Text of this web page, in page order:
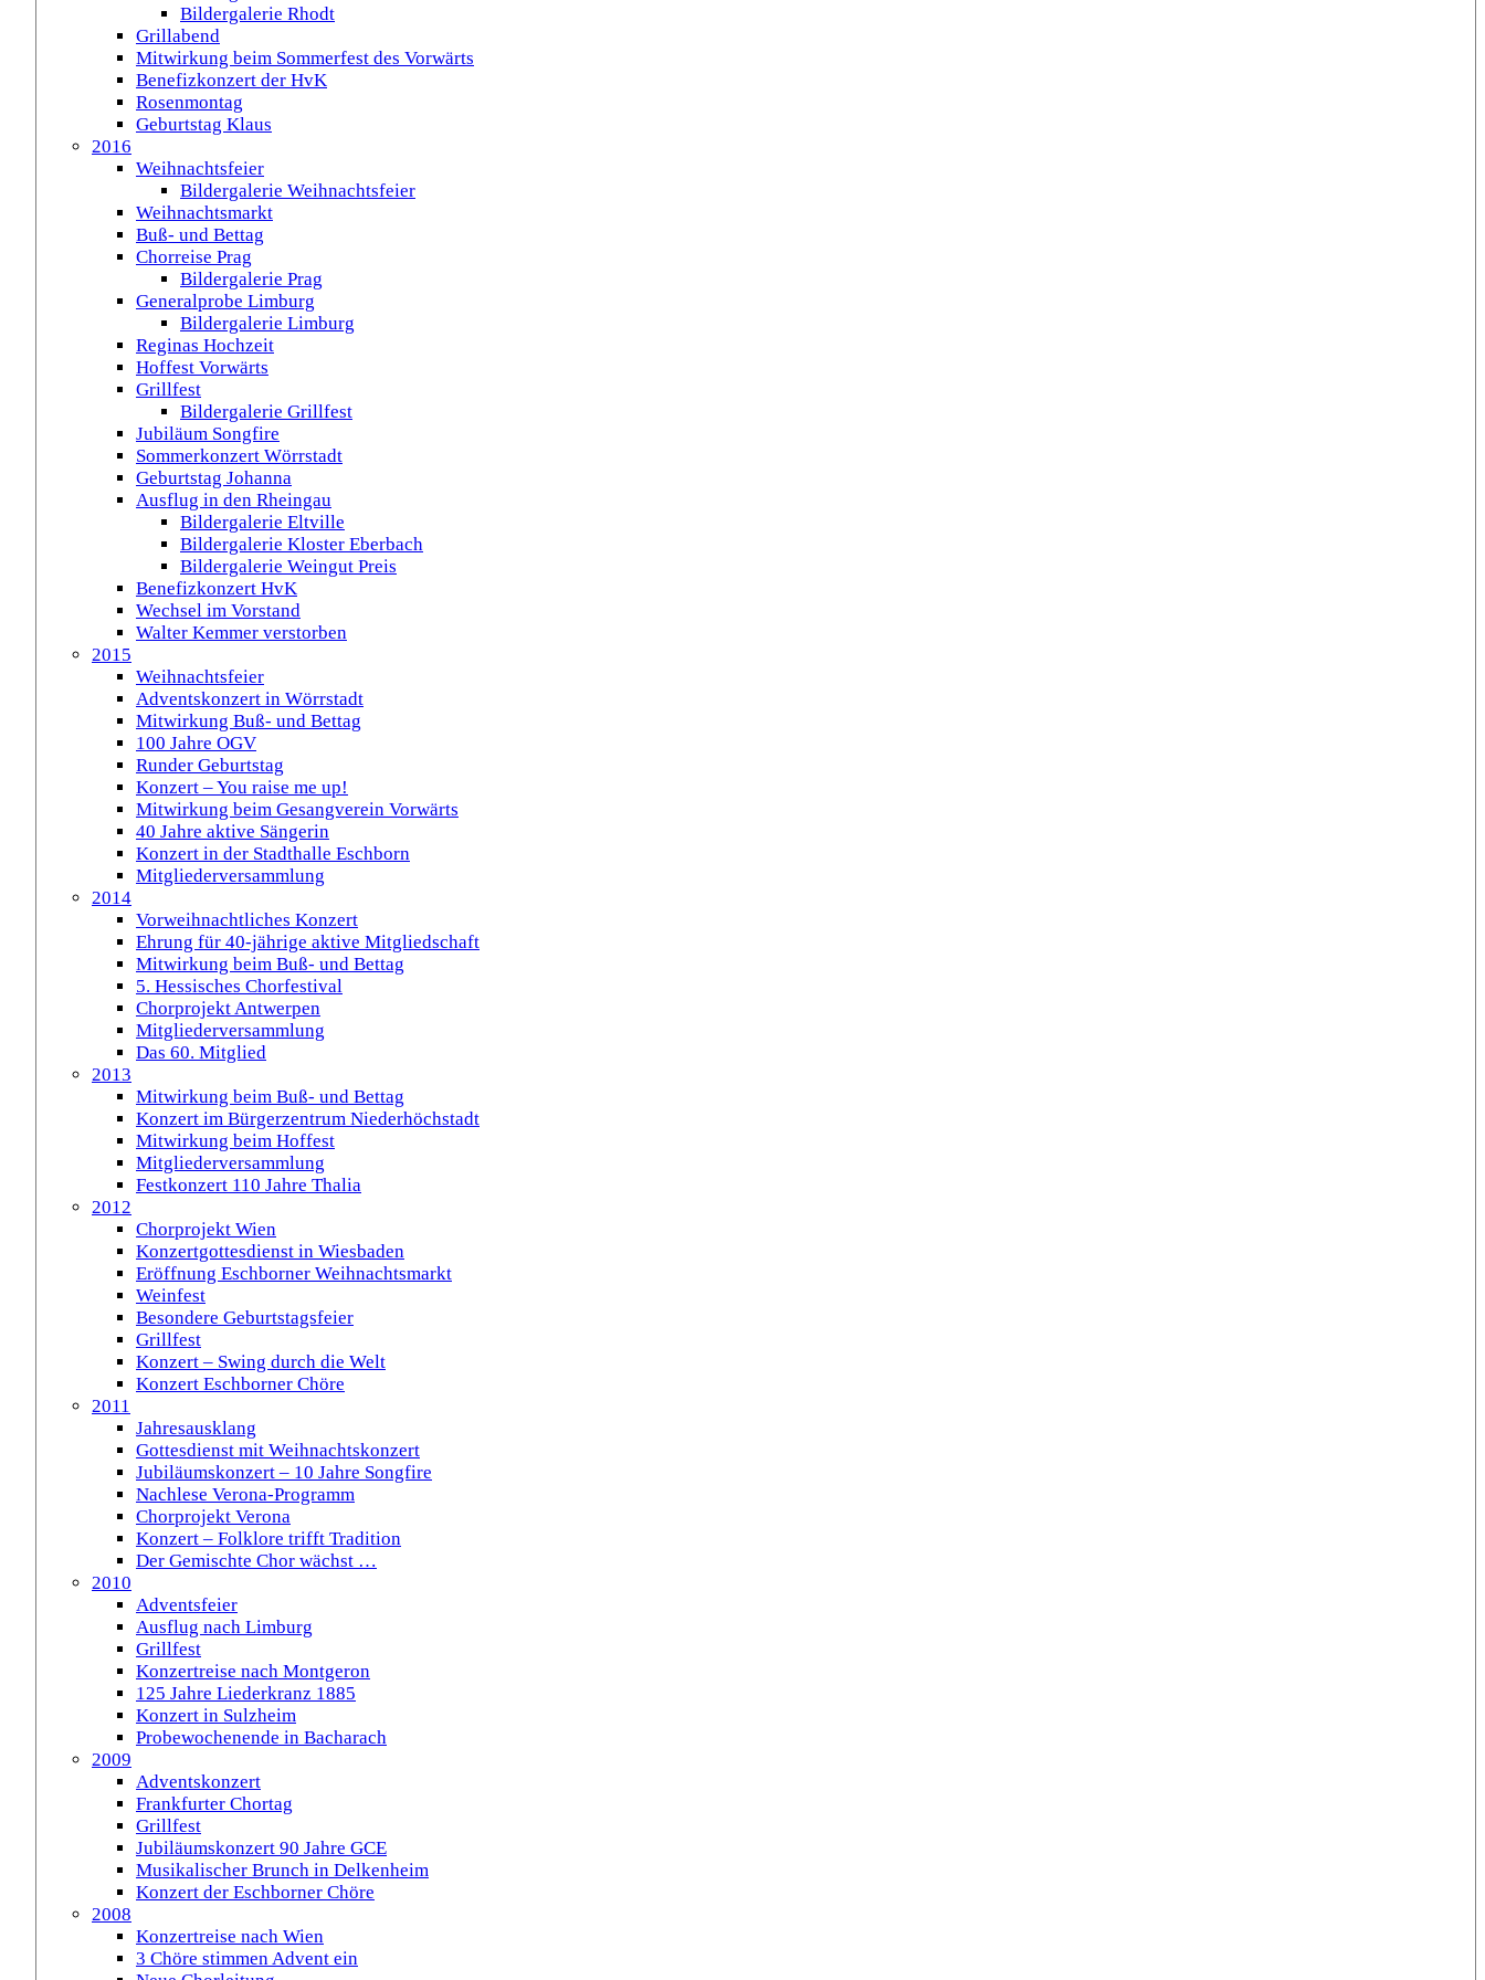
Bildergalerie Rhodt
Grillabend
Mitwirkung beim Sommerfest des Vorwärts
Benefizkonzert der HvK
Rosenmontag
Geburtstag Klaus
2016
Weihnachtsfeier
Bildergalerie Weihnachtsfeier
Weihnachtsmarkt
Buß- und Bettag
Chorreise Prag
Bildergalerie Prag
Generalprobe Limburg
Bildergalerie Limburg
Reginas Hochzeit
Hoffest Vorwärts
Grillfest
Bildergalerie Grillfest
Jubiläum Songfire
Sommerkonzert Wörrstadt
Geburtstag Johanna
Ausflug in den Rheingau
Bildergalerie Eltville
Bildergalerie Kloster Eberbach
Bildergalerie Weingut Preis
Benefizkonzert HvK
Wechsel im Vorstand
Walter Kemmer verstorben
2015
Weihnachtsfeier
Adventskonzert in Wörrstadt
Mitwirkung Buß- und Bettag
100 Jahre OGV
Runder Geburtstag
Konzert – You raise me up!
Mitwirkung beim Gesangverein Vorwärts
40 Jahre aktive Sängerin
Konzert in der Stadthalle Eschborn
Mitgliederversammlung
2014
Vorweihnachtliches Konzert
Ehrung für 40-jährige aktive Mitgliedschaft
Mitwirkung beim Buß- und Bettag
5. Hessisches Chorfestival
Chorprojekt Antwerpen
Mitgliederversammlung
Das 60. Mitglied
2013
Mitwirkung beim Buß- und Bettag
Konzert im Bürgerzentrum Niederhöchstadt
Mitwirkung beim Hoffest
Mitgliederversammlung
Festkonzert 110 Jahre Thalia
2012
Chorprojekt Wien
Konzertgottesdienst in Wiesbaden
Eröffnung Eschborner Weihnachtsmarkt
Weinfest
Besondere Geburtstagsfeier
Grillfest
Konzert – Swing durch die Welt
Konzert Eschborner Chöre
2011
Jahresausklang
Gottesdienst mit Weihnachtskonzert
Jubiläumskonzert – 10 Jahre Songfire
Nachlese Verona-Programm
Chorprojekt Verona
Konzert – Folklore trifft Tradition
Der Gemischte Chor wächst …
2010
Adventsfeier
Ausflug nach Limburg
Grillfest
Konzertreise nach Montgeron
125 Jahre Liederkranz 1885
Konzert in Sulzheim
Probewochenende in Bacharach
2009
Adventskonzert
Frankfurter Chortag
Grillfest
Jubiläumskonzert 90 Jahre GCE
Musikalischer Brunch in Delkenheim
Konzert der Eschborner Chöre
2008
Konzertreise nach Wien
3 Chöre stimmen Advent ein